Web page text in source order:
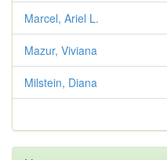
Marcel, Ariel L.
Mazur, Viviana
Milstein, Diana